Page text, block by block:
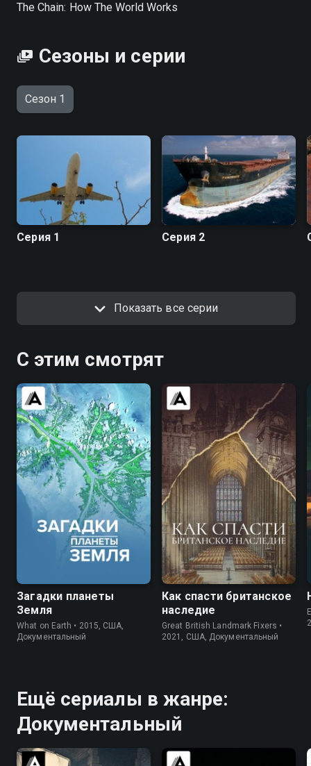
The Chain: How The World Works
Сезоны и серии
Сезон 1
Серия 1 Серия 2
Показать все серии
С этим смотрят
5.8
Загадки планеты
Земля
What on Earth • 2015, США,
Документальный
7.4
Как спасти британское
наследие
Great British Landmark Fixers •
2021, США, Документальный
Ещё сериалы в жанре:
Документальный